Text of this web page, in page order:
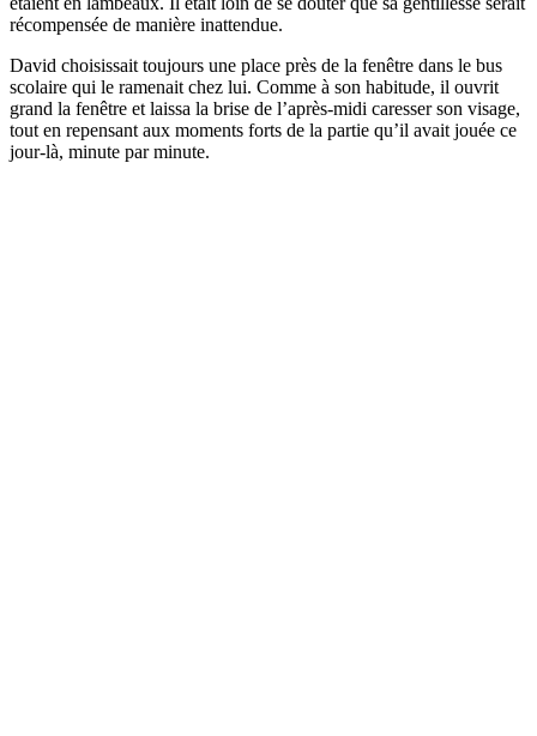
récompensée de manière inattendue.
David choisissait toujours une place près de la fenêtre dans le bus
scolaire qui le ramenait chez lui. Comme à son habitude, il ouvrit
grand la fenêtre et laissa la brise de l’après-midi caresser son visage,
tout en repensant aux moments forts de la partie qu’il avait jouée ce
jour-là, minute par minute.